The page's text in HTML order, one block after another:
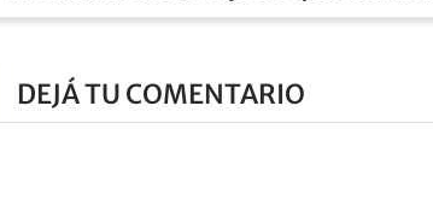
DEJÁ TU COMENTARIO